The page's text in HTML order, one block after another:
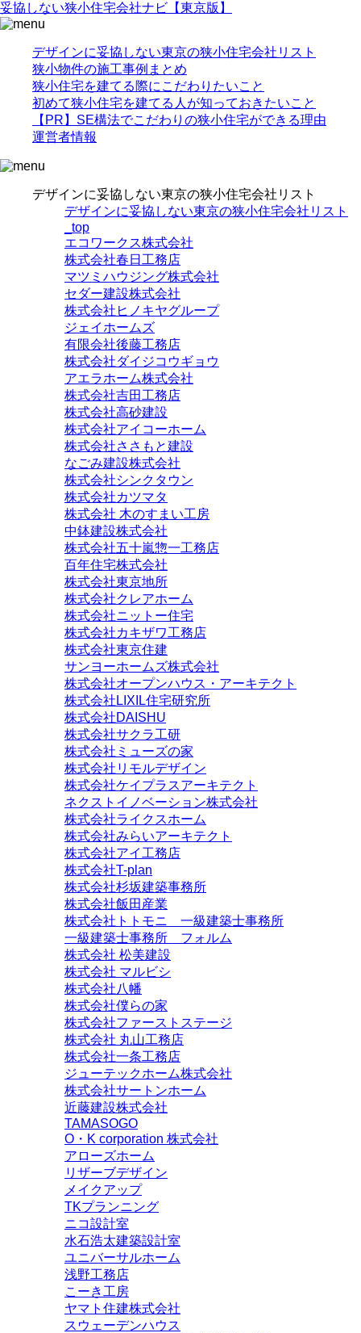
妥協 しない狭小住宅会社ナビ 【東京版】
デザインに妥協しない東京の狭小住宅会社リスト
狭小物件の施工事例まとめ
狭小住宅を建てる際にこだわりたいこと
初めて狭小住宅を建てる人が知っておきたいこと
【PR】SE構法でこだわりの狭小住宅ができる理由
運営者情報
デザインに妥協しない東京の狭小住宅会社リスト
デザインに妥協しない東京の狭小住宅会社リスト
_top
エコワークス株式会社
株式会社春日工務店
マツミハウジング株式会社
セダー建設株式会社
株式会社ヒノキヤグループ
ジェイホームズ
有限会社後藤工務店
株式会社ダイジコウギョウ
アエラホーム株式会社
株式会社吉田工務店
株式会社高砂建設
株式会社アイコーホーム
株式会社ささもと建設
なごみ建設株式会社
株式会社シンクタウン
株式会社カツマタ
株式会社 木のすまい工房
中鉢建設株式会社
株式会社五十嵐惣一工務店
百年住宅株式会社
株式会社東京地所
株式会社クレアホーム
株式会社ニットー住宅
株式会社カキザワ工務店
株式会社東京住建
サンヨーホームズ株式会社
株式会社オープンハウス・アーキテクト
株式会社LIXIL住宅研究所
株式会社DAISHU
株式会社サクラ工研
株式会社ミューズの家
株式会社リモルデザイン
株式会社ケイプラスアーキテクト
ネクストイノベーション株式会社
株式会社ライクスホーム
株式会社みらいアーキテクト
株式会社アイ工務店
株式会社T-plan
株式会社杉坂建築事務所
株式会社飯田産業
株式会社トトモニ 一級建築士事務所
一級建築士事務所 フォルム
株式会社 松美建設
株式会社 マルビシ
株式会社八幡
株式会社僕らの家
株式会社ファーストステージ
株式会社 丸山工務店
株式会社一条工務店
ジューテックホーム株式会社
株式会社サートンホーム
近藤建設株式会社
TAMASOGO
O・K corporation 株式会社
アローズホーム
リザーブデザイン
メイクアップ
TKプランニング
ニコ設計室
水石浩太建築設計室
ユニバーサルホーム
浅野工務店
こーき工房
ヤマト住建株式会社
スウェーデンハウス